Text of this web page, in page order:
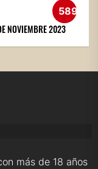
589
NOVIEMBRE 2023
más de 18 años